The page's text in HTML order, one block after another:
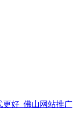
更好_佛山网站推广